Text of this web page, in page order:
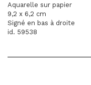
Aquarelle sur papier
9,2 x 6,2 cm
Signé en bas à droite
id. 59538